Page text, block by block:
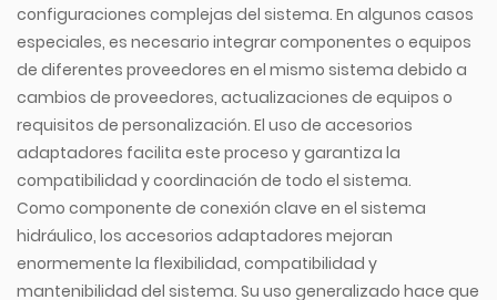
configuraciones complejas del sistema. En algunos casos
especiales, es necesario integrar componentes o equipos
de diferentes proveedores en el mismo sistema debido a
cambios de proveedores, actualizaciones de equipos o
requisitos de personalización. El uso de accesorios
adaptadores facilita este proceso y garantiza la
compatibilidad y coordinación de todo el sistema.
Como componente de conexión clave en el sistema
hidráulico, los accesorios adaptadores mejoran
enormemente la flexibilidad, compatibilidad y
mantenibilidad del sistema. Su uso generalizado hace que